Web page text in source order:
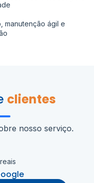
manutenção ágil e
clientes
nosso serviço.